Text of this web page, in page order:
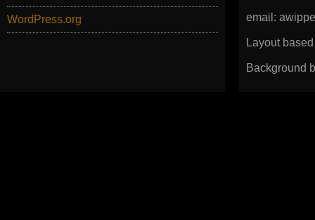
WordPress.org email:
Layout
Background